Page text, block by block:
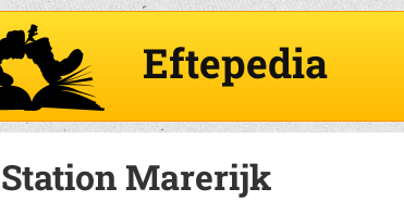
Eftepedia
Station Marerijk